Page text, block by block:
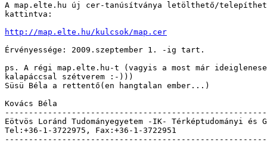
A map.elte.hu új cer-tanúsítványa letölthető/
kattintva:
http://map.elte.hu/kulcsok/map.cer
Érvényessége: 2009.szeptember 1. -ig tart.
ps. A régi map.elte.hu-t (vagyis a most már
kalapáccsal szétverem :-)))
Süsü Béla a rettentő(en hangtalan ember...)
Kovács Béla
Eötvös Loránd Tudományegyetem -IK- Térképtudományi
Tel:+36-1-3722975, Fax:+36-1-3722951